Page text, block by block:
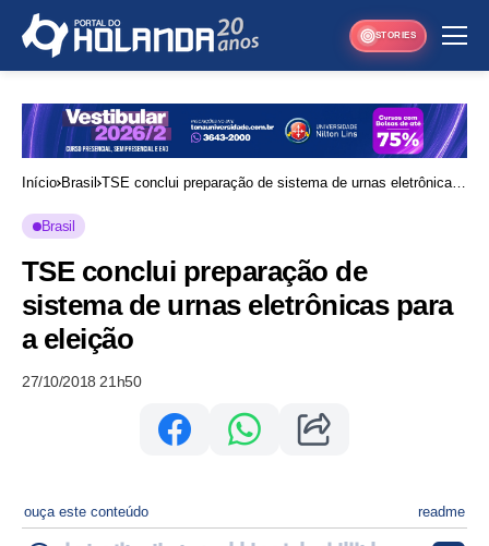
STORIES
Início Brasil TSE conclui preparação de sistema de urnas eletrônicas
Brasil
TSE conclui preparação de
sistema de urnas eletrônicas para
a eleição
27/10/2018 21h50
ouça este conteúdo readme